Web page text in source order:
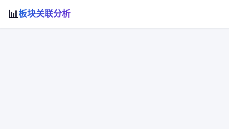
📊板块关联分析